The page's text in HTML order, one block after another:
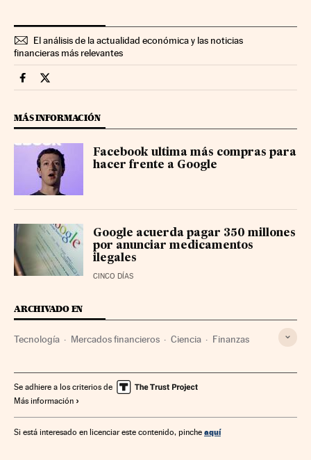
El análisis de la actualidad económica y las noticias
financieras más relevantes
Mercados Financieros Cinco Días en Facebook
Mercados Financieros Cinco Días en Twitter
MÁS INFORMACIÓN
Facebook ultima más compras para
hacer frente a Google
Google acuerda pagar 350 millones
por anunciar medicamentos
ilegales
CINCO DÍAS
ARCHIVADO EN
Tecnología Mercados financieros Ciencia Finanzas
Se adhiere a los criterios de
Más información
Si está interesado en licenciar este contenido, pinche aquí